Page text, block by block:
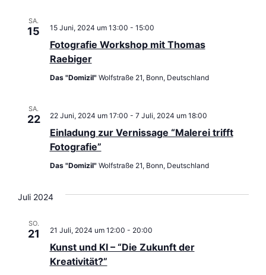
SA.
15
Fotografie Workshop mit Thomas
Raebiger
15 Juni, 2024 um 13:00 - 15:00
Das "Domizil" Wolfstraße 21, Bonn, Deutschland
SA.
22
Einladung zur Vernissage “Malerei trifft
Fotografie”
22 Juni, 2024 um 17:00 - 7 Juli, 2024 um 18:00
Das "Domizil" Wolfstraße 21, Bonn, Deutschland
Juli 2024
SO.
21
Kunst und KI – “Die Zukunft der
Kreativität?”
21 Juli, 2024 um 12:00 - 20:00